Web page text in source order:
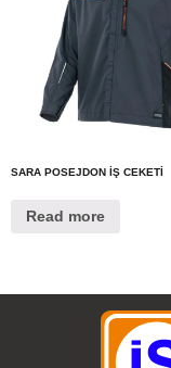
SARA POSEJDON İŞ CEKETİ
Read more